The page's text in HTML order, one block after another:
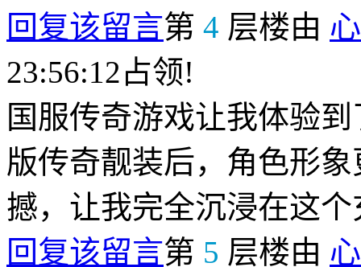
回复该留言第 4 层楼由
23:56:12占领!
国服传奇游戏让我体验
版传奇靓装后，角色形
撼，让我完全沉浸在这
回复该留言第 5 层楼由